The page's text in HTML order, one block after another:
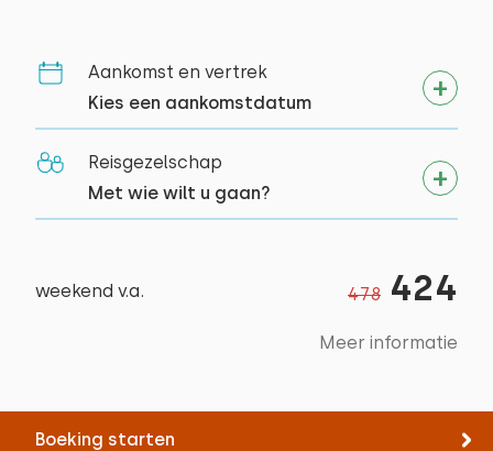
Aankomst en vertrek
Kies een aankomstdatum
Reisgezelschap
Met wie wilt u gaan?
weekend v.a. 478 424
Meer informatie
Boeking starten